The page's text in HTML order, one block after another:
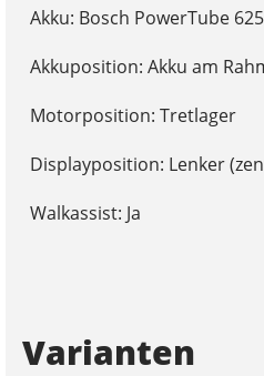
Akku: Bosch PowerTube
Akkuposition: Akku am
Motorposition: Tretlager
Displayposition: Lenker
Walkassist: Ja
Varianten